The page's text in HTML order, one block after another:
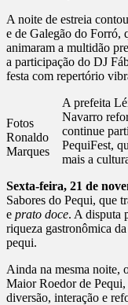
A noite de estreia
e de Galegão do Forró,
animaram a multidão
a participação do DJ
festa com repertório
Fotos
Ronaldo
Marques
A prefeita
Navarro
continue
PequiFest,
mais a
Sexta-feira, 21 de
Sabores do Pequi, que
e prato doce. A disputa
riqueza gastronômica
pequi.
Ainda na mesma noite,
Maior Roedor de Pequi,
diversão, interação e